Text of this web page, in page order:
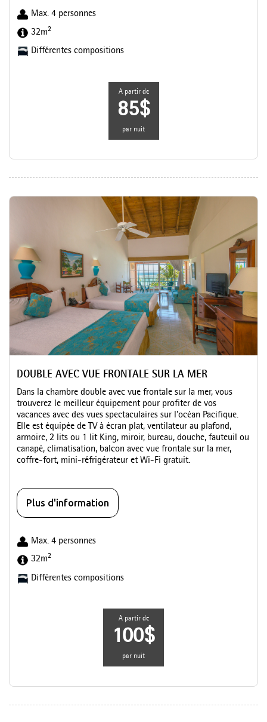
Max. 4 personnes
32m2
Différentes compositions
A partir de
85$
par nuit
DOUBLE AVEC VUE FRONTALE SUR LA MER
Dans la chambre double avec vue frontale sur la mer, vous
trouverez le meilleur équipement pour profiter de vos
vacances avec des vues spectaculaires sur l'océan Pacifique.
Elle est équipée de TV à écran plat, ventilateur au plafond,
armoire, 2 lits ou 1 lit King, miroir, bureau, douche, fauteuil ou
canapé, climatisation, balcon avec vue frontale sur la mer,
coffre-fort, mini-réfrigérateur et Wi-Fi gratuit.
Plus d'information
Max. 4 personnes
32m2
Différentes compositions
A partir de
100$
par nuit